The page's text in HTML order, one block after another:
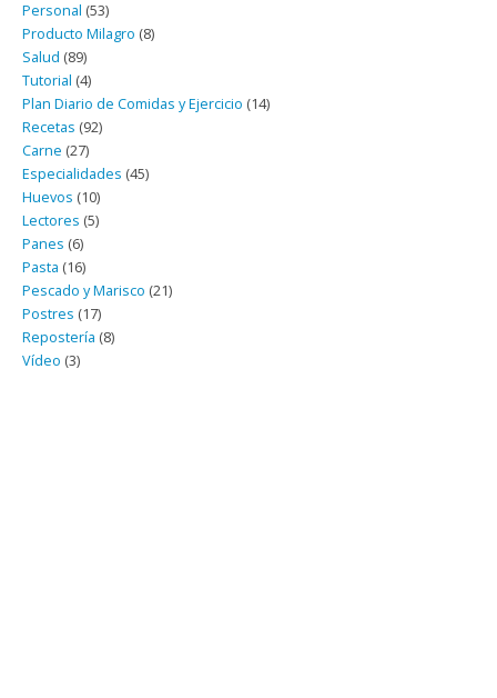
Personal (53)
Producto Milagro (8)
Salud (89)
Tutorial (4)
Plan Diario de Comidas y Ejercicio (14)
Recetas (92)
Carne (27)
Especialidades (45)
Huevos (10)
Lectores (5)
Panes (6)
Pasta (16)
Pescado y Marisco (21)
Postres (17)
Repostería (8)
Vídeo (3)